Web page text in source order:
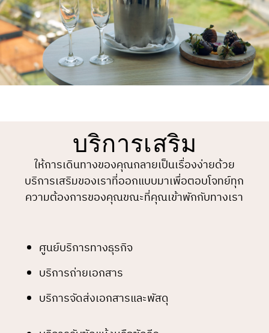
บริการเสริม
ให้การเดินทางของคุณกลายเป็นเรื่องง่ายด้วย
บริการเสริมของเราที่ออกแบบมาเพื่อตอบโจทย์ทุก
ความต้องการของคุณขณะที่คุณเข้าพักกับทางเรา
ศูนย์บริการทางธุรกิจ
บริการถ่ายเอกสาร
บริการจัดส่งเอกสารและพัสดุ